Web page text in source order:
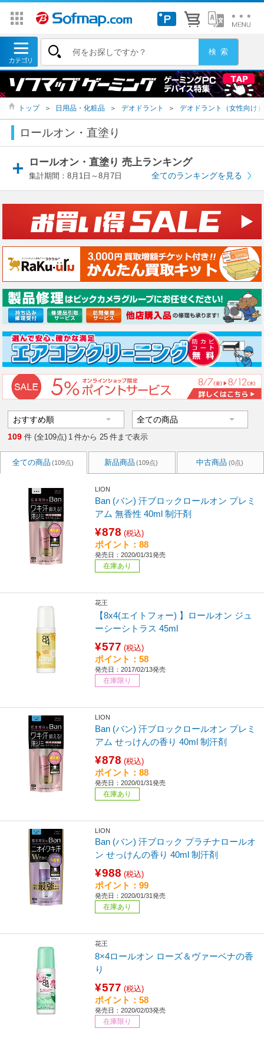
トップ ＞ 日用品・化粧品 ＞ デオドラント ＞ デオドラント（女性向け）
ロールオン・直塗り
ロールオン・直塗り 売上ランキング
集計期間：8月1日～8月7日 全てのランキングを見る
109 件 (全109点) 1 件から 25 件まで表示
全ての商品 (109点) 新品商品 (109点) 中古商品 (0点)
LION
Ban (バン) 汗ブロックロールオン プレミ
アム 無香性 40ml 制汗剤
¥878 (税込)
ポイント：88
発売日：2020/01/31発売
在庫あり
花王
【8x4(エイトフォー) 】ロールオン ジュ
ーシーシトラス 45ml
¥577 (税込)
ポイント：58
発売日：2017/02/13発売
在庫限り
LION
Ban (バン) 汗ブロックロールオン プレミ
アム せっけんの香り 40ml 制汗剤
¥878 (税込)
ポイント：88
発売日：2020/01/31発売
在庫あり
LION
Ban (バン) 汗ブロック プラチナロールオ
ン せっけんの香り 40ml 制汗剤
¥988 (税込)
ポイント：99
発売日：2020/01/31発売
在庫あり
花王
8×4ロールオン ローズ＆ヴァーベナの香
り
¥577 (税込)
ポイント：58
発売日：2020/02/03発売
在庫限り